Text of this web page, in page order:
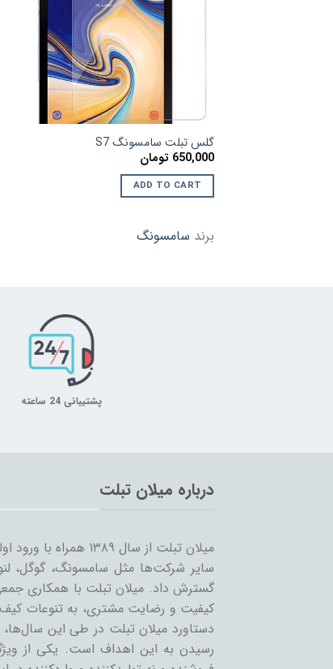
مندی
ها
گلس تبلت سامسونگ S7
650,000 تومان
ADD TO CART
برند سامسونگ
پشتیبانی 24 ساعته
درباره میلان تبلت
میلان تبلت از سال
سایر شرکت‌ها مثل سامسونگ، گوگل،
گسترش داد. میلان تبلت با همکاری
کیفیت و رضایت مشتری، به تنوعات کیف
دستاورد میلان تبلت در طی این
رسیدن به این اهداف است. یکی از